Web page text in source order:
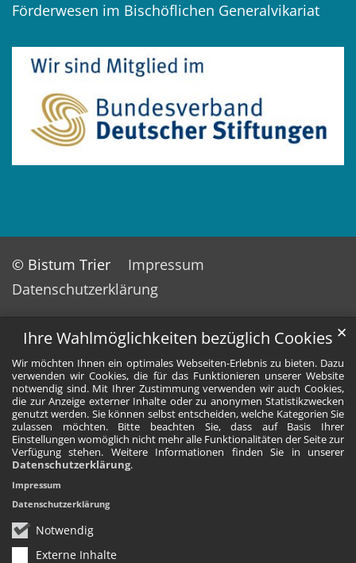
Ihre Wahlmöglichkeiten bezüglich Cookies
Wir möchten Ihnen ein optimales Webseiten-Erlebnis zu bieten. Dazu
verwenden wir Cookies, die für das Funktionieren unserer Website
notwendig sind. Mit Ihrer Zustimmung verwenden wir auch Cookies,
die zur Anzeige externer Inhalte oder zu anonymen Statistikzwecken
genutzt werden. Sie können selbst entscheiden, welche Kategorien Sie
zulassen möchten. Bitte beachten Sie, dass auf Basis Ihrer
Einstellungen womöglich nicht mehr alle Funktionalitäten der Seite zur
Verfügung stehen. Weitere Informationen finden Sie in unserer
Datenschutzerklärung.
Notwendig
Externe Inhalte
✕
Impressum
Datenschutzerklärung
Förderwesen im Bischöflichen Generalvikariat
© Bistum Trier
Impressum
Datenschutzerklärung